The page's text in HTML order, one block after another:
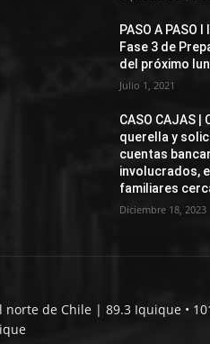
PASO A PASO
Fase 3 de
del próximo
Julio 1, 2021
CASO CAJAS |
querella y
cuentas
involucrados,
familiares
Diciembre 18, 2023
de Chile | 89.3 Iquique •